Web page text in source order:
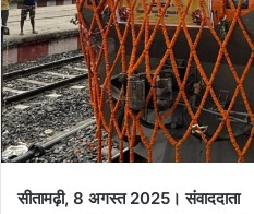
सीतामढ़ी, 8 अगस्त 2025। संवाददाता